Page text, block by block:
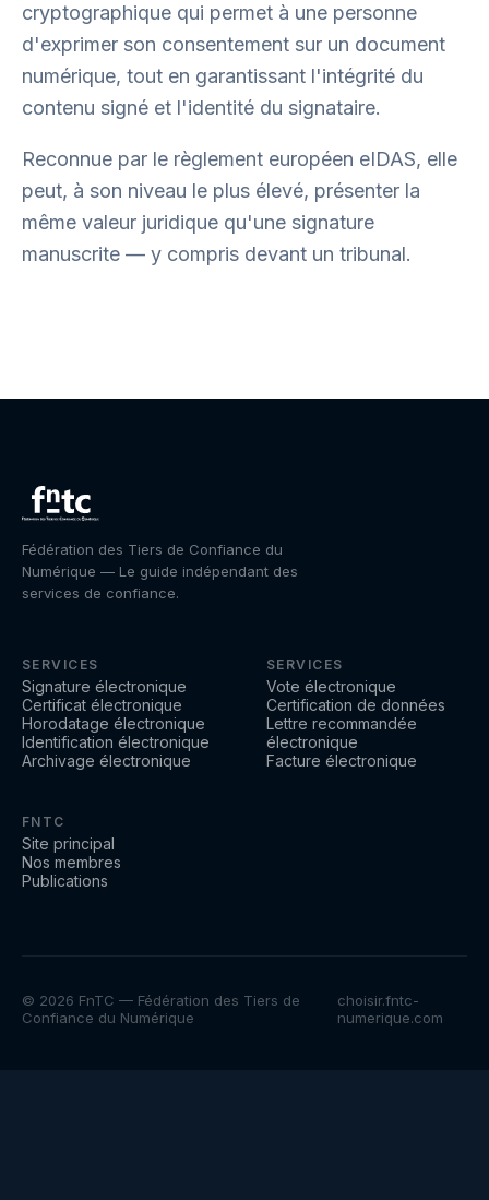
cryptographique qui permet à une personne
d'exprimer son consentement sur un document
numérique, tout en garantissant l'intégrité du
contenu signé et l'identité du signataire.
Reconnue par le règlement européen eIDAS, elle
peut, à son niveau le plus élevé, présenter la
même valeur juridique qu'une signature
manuscrite — y compris devant un tribunal.
Fédération des Tiers de Confiance du
Numérique — Le guide indépendant des
services de confiance.
SERVICES
Signature électronique
Certificat électronique
Horodatage électronique
Identification électronique
Archivage électronique
SERVICES
Vote électronique
Certification de données
Lettre recommandée
électronique
Facture électronique
FNTC
Site principal
Nos membres
Publications
© 2026 FnTC — Fédération des Tiers de
Confiance du Numérique
choisir.fntc-
numerique.com